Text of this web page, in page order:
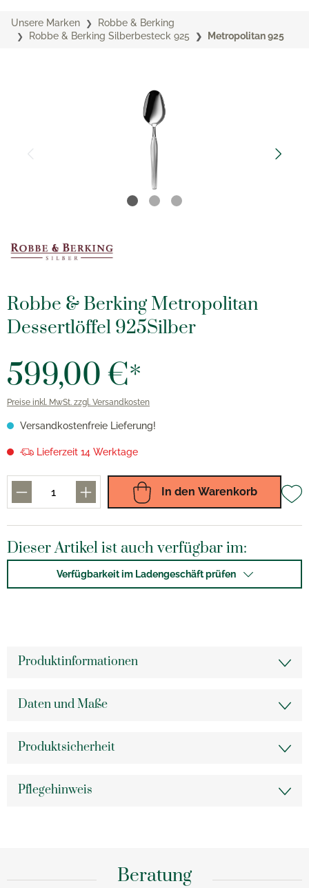
Unsere Marken
Robbe & Berking
Robbe & Berking Silberbesteck 925
Metropolitan 925
Robbe & Berking Metropolitan
Dessertlöffel 925Silber
599,00 €*
Preise inkl. MwSt. zzgl. Versandkosten
Versandkostenfreie Lieferung!
Lieferzeit 14 Werktage
In den Warenkorb
Dieser Artikel ist auch verfügbar im:
Verfügbarkeit im Ladengeschäft prüfen
Produktinformationen
Daten und Maße
Produktsicherheit
Pflegehinweis
Beratung